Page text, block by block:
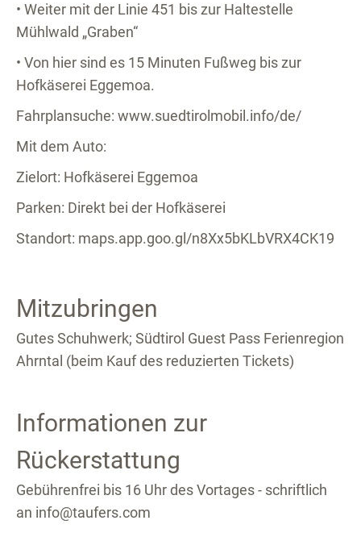
• Weiter mit der Linie 451 bis zur Haltestelle
Mühlwald „Graben“
• Von hier sind es 15 Minuten Fußweg bis zur
Hofkäserei Eggemoa.
Fahrplansuche: www.suedtirolmobil.info/de/
Mit dem Auto:
Zielort: Hofkäserei Eggemoa
Parken: Direkt bei der Hofkäserei
Standort: maps.app.goo.gl/n8Xx5bKLbVRX4CK19
Mitzubringen
Gutes Schuhwerk; Südtirol Guest Pass Ferienregion
Ahrntal (beim Kauf des reduzierten Tickets)
Informationen zur
Rückerstattung
Gebührenfrei bis 16 Uhr des Vortages - schriftlich
an info@taufers.com